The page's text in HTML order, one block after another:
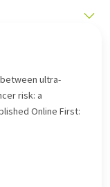
mit
ist es
Syntax oder
Artikel in
between ultra-
risk: a
Online First: